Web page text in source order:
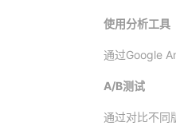
使用分析工具
通过Google
A/B测试
通过对比不同